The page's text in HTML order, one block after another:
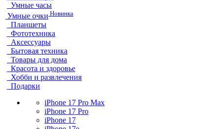
Умные часы
Умные очки Новинка
Планшеты
Фототехника
Аксессуары
Бытовая техника
Товары для дома
Красота и здоровье
Хобби и развлечения
Подарки
iPhone 17 Pro Max
iPhone 17 Pro
iPhone 17